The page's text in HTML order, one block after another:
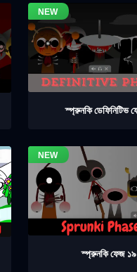
স্প্রুনকি ডেফিনিটিভ
স্প্রুনকি ফেজ ১৯